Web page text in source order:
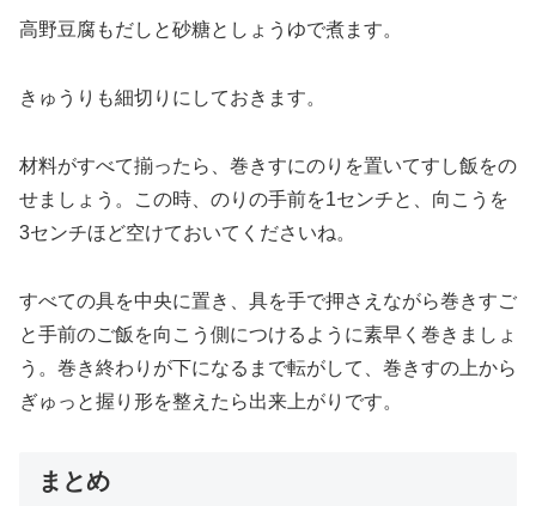
高野豆腐もだしと砂糖としょうゆで煮ます。
きゅうりも細切りにしておきます。
材料がすべて揃ったら、巻きすにのりを置いてすし飯をの
せましょう。この時、のりの手前を1センチと、向こうを
3センチほど空けておいてくださいね。
すべての具を中央に置き、具を手で押さえながら巻きすご
と手前のご飯を向こう側につけるように素早く巻きましょ
う。巻き終わりが下になるまで転がして、巻きすの上から
ぎゅっと握り形を整えたら出来上がりです。
まとめ